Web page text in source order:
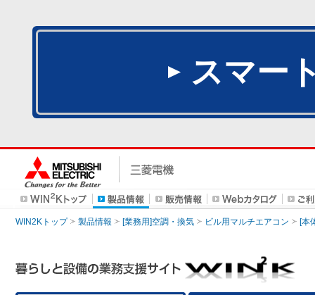
スマー
WIN2Kトップ 製品情報 [業務用]空調・換気 ビル用マルチエアコン [本